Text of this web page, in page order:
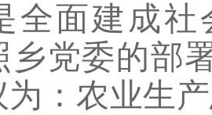
全面建成
乡党委的部
为：农业生